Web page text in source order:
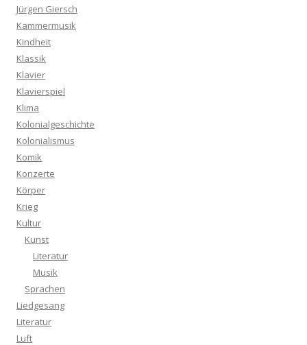
Jürgen Giersch
Kammermusik
Kindheit
Klassik
Klavier
Klavierspiel
Klima
Kolonialgeschichte
Kolonialismus
Komik
Konzerte
Körper
Krieg
Kultur
Kunst
Literatur
Musik
Sprachen
Liedgesang
Literatur
Luft